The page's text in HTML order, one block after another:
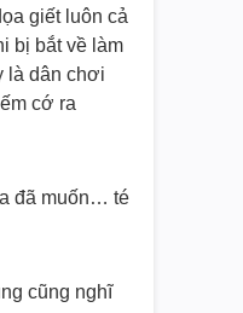
giết luôn cả
bị bắt về làm
là dân chơi
cớ ra
đã muốn… té
cũng nghĩ